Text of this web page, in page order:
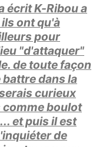
écrit K-Ribou a
ont qu'à
pour
"d'attaquer"
de toute façon
dans la
curieux
comme boulot
et puis il est
de